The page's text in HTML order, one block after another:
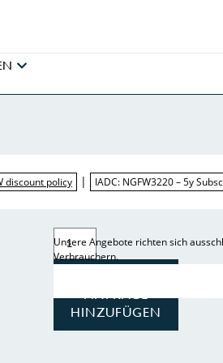
discount policy | IADC: NGFW3220 – 5y
ANFRAGE
HINZUFÜGEN
Unsere Angebote richten sich
Verbrauchern.